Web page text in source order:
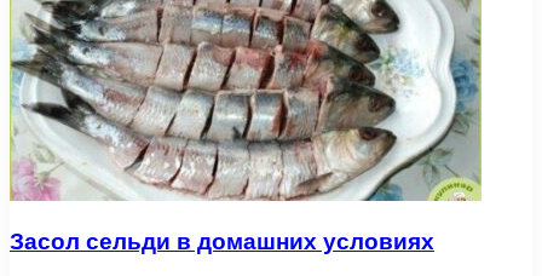
Засол сельди в домашних условиях